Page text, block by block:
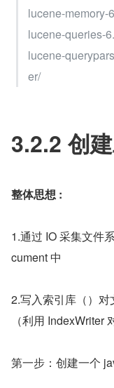
lucene-memory-
lucene-queries-
lucene-
er/
3.2.2 创
整体思想 :
1.通过 IO 采集文件
cument 中
2.写入索引库（）
（利用 IndexWriter
第一步：创建一个